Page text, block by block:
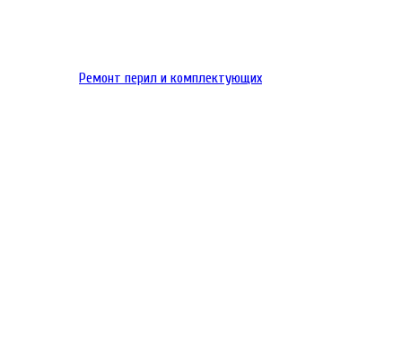
Ремонт перил и комплектующих